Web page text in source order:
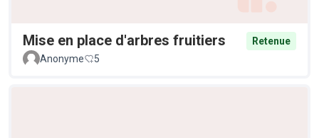
Mise en place d'arbres fruitiers
Retenue
Anonyme
5